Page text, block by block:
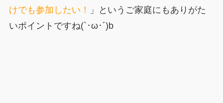
けでも参加したい！
」というご家庭にもありがた
いポイントですね(`･ω･´)b